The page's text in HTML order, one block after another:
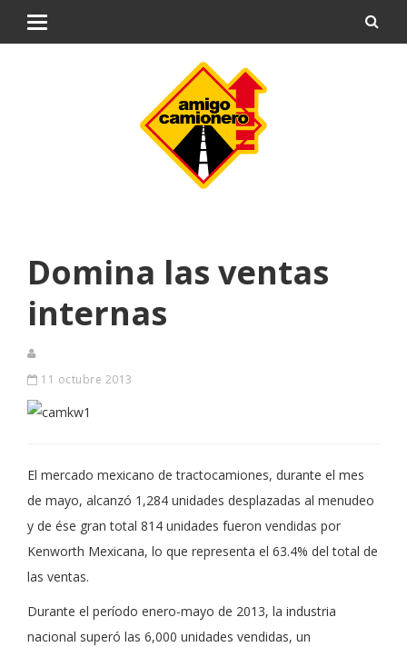
Domina las ventas
internas
11 octubre 2013
El mercado mexicano de tractocamiones, durante el mes
de mayo, alcanzó 1,284 unidades desplazadas al menudeo
y de ése gran total 814 unidades fueron vendidas por
Kenworth Mexicana, lo que representa el 63.4% del total de
las ventas.
Durante el período enero-mayo de 2013, la industria
nacional superó las 6,000 unidades vendidas, un